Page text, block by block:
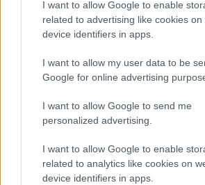
I want to allow Google to enable
related to advertising like cookies on
device identifiers in apps.
I want to allow my user data to be
Google for online advertising
I want to allow Google to send me
personalized advertising.
I want to allow Google to enable
related to analytics like cookies on
device identifiers in apps.
Ilustrace pulzujícího kimči se
živinami.
Kliknutím nebo klepnutím na